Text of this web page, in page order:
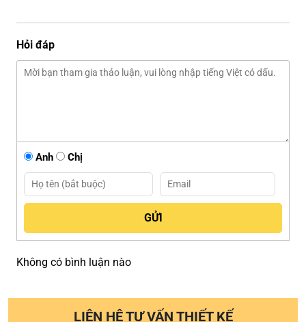
Hỏi đáp
Anh Chị
Không có bình luận nào
LIÊN HỆ TƯ VẤN THIẾT KẾ